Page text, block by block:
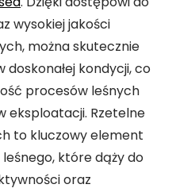
wysokiej jakości
można skutecznie
kondycji, co
procesów leśnych
eksploatacji. Rzetelne
to kluczowy element
które dąży do
oraz